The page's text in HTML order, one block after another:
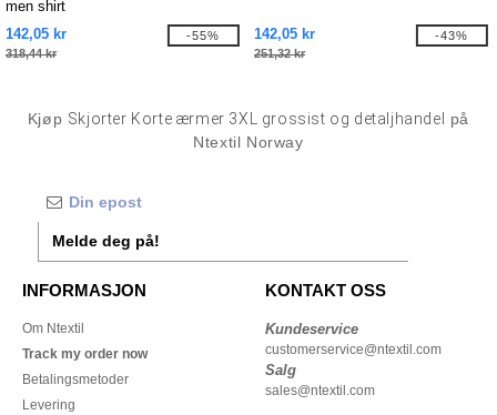
men shirt
142,05 kr
318,44 kr
-55% 142,05 kr
251,32 kr
-43%
Kjøp Skjorter Korte ærmer 3XL grossist og detaljhandel
på
Ntextil Norway
Melde deg på!
INFORMASJON
Om Ntextil
Track my order now
Betalingsmetoder
Levering
KONTAKT OSS
Kundeservice
customerservice@ntextil.com
Salg
sales@ntextil.com